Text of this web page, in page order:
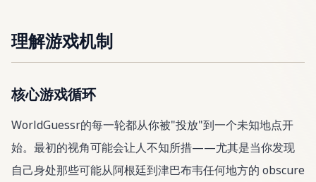
理解游戏机制
核心游戏循环
WorldGuessr的每一轮都从你被"投放"到一个未知地点开
始。最初的视角可能会让人不知所措——尤其是当你发现
自己身处那些可能从阿根廷到津巴布韦任何地方的 obscure